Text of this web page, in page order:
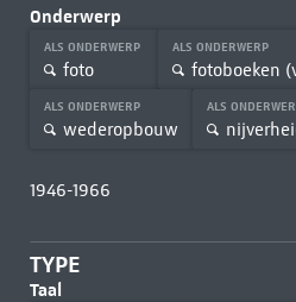
Onderwerp
ALS ONDERWERP
foto
ALS ONDERWERP
fotoboeken
ALS ONDERWERP
wederopbouw
ALS
1946-1966
TYPE
Taal